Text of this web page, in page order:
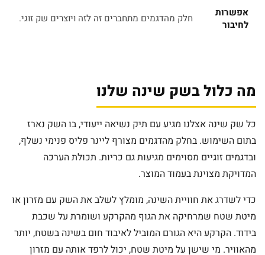
אפשרות
לחיבור
חלק מהדגמים מתחברים זה לזה ויוצרים שק זוגי.
מה כלול בשק שינה שלנו
כל שק שינה אצלנו מגיע עם תיק נשיאה ייעודי, בו השק נארז
בתום השימוש. בחלק מהדגמים מצורף ליינר פליס פנימי נשלף,
ובדגמים זוגיים מסוימים מגיעות גם כריות. תכולת הערכה
המדויקת מצוינת בעמוד המוצר.
כדי לשדרג את חוויית השינה, מומלץ לשלב את השק עם מזרון או
מיטת שטח שמרחיקה את הגוף מהקרקע ושומרת על שכבת
בידוד. הקרקע היא הגורם המוביל לאיבוד חום בשינה בשטח, יותר
מהאוויר. מי שישן על מיטת שטח, יכול לרפד אותה עם מזרון